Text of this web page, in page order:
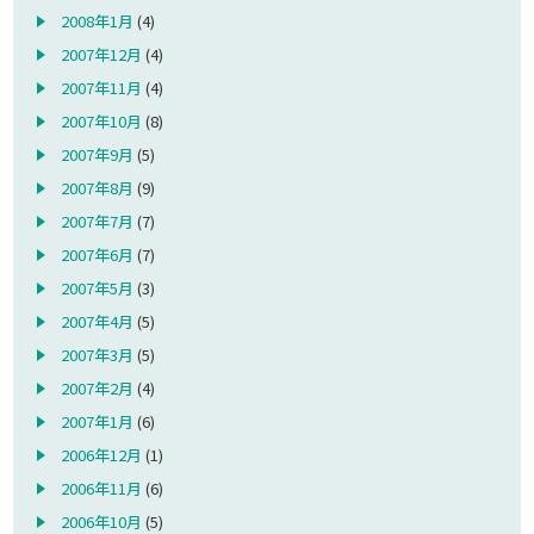
2008年1月 (4)
2007年12月 (4)
2007年11月 (4)
2007年10月 (8)
2007年9月 (5)
2007年8月 (9)
2007年7月 (7)
2007年6月 (7)
2007年5月 (3)
2007年4月 (5)
2007年3月 (5)
2007年2月 (4)
2007年1月 (6)
2006年12月 (1)
2006年11月 (6)
2006年10月 (5)